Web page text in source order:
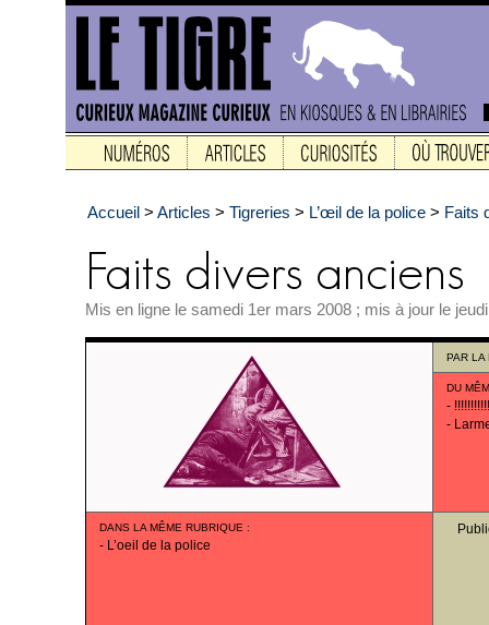
Accueil > Articles > Tigreries > L’œil de la police > Faits
Mis en ligne le samedi 1er mars 2008 ; mis à jour le
PAR LA
DU
-
-
DANS LA MÊME RUBRIQUE :
- L’oeil de la police